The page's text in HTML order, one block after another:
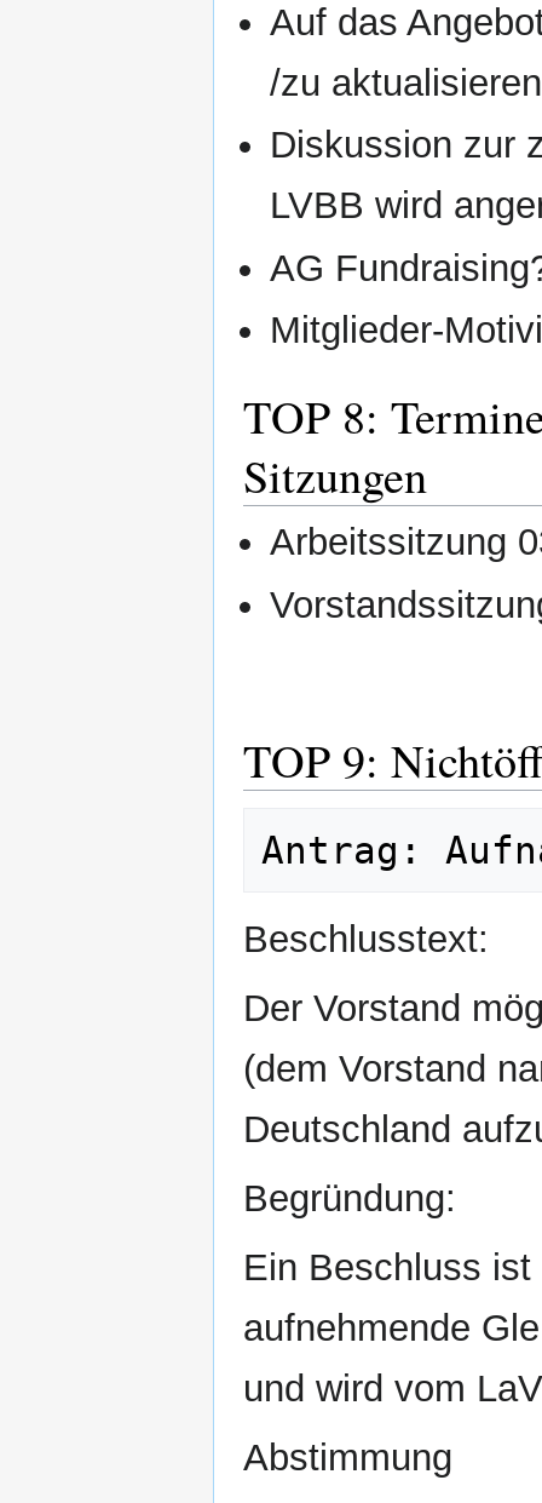
Auf das
/zu
Diskussion zur
LVBB wird
AG
Mitglieder-
TOP 8:
Sitzungen
Arbeitssitzung
TOP 9:
Beschlusstext:
Der Vorstand
(dem Vorstand
Deutschland
Begründung:
Ein Beschluss
aufnehmende
und wird vom
Abstimmung